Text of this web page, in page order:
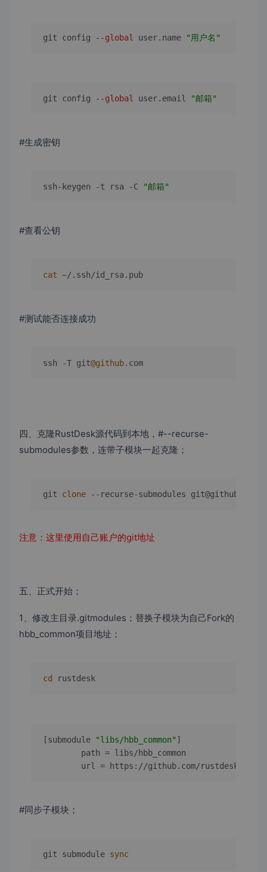
git config --global user. name "用户名"
git config --global user. email "邮箱"
#生成密钥
ssh-keygen -t rsa -C "邮箱"
#查看公钥
cat ~/.ssh/id_rsa.pub
#测试能否连接成功
ssh -T git@github. com
四、克隆RustDesk源代码到本地，#--recurse-
submodules参数，连带子模块一起克隆；
git clone
注意：这里使用自己账户的git地址
五、正式开始；
1、修改主目录.gitmodules；替换子模块为自己Fork的
hbb_common项目地址；
cd rustdesk
[submodule "libs/hbb_common" ]
url = https://github.com/rustdesk/
#同步子模块；
git submodule sync